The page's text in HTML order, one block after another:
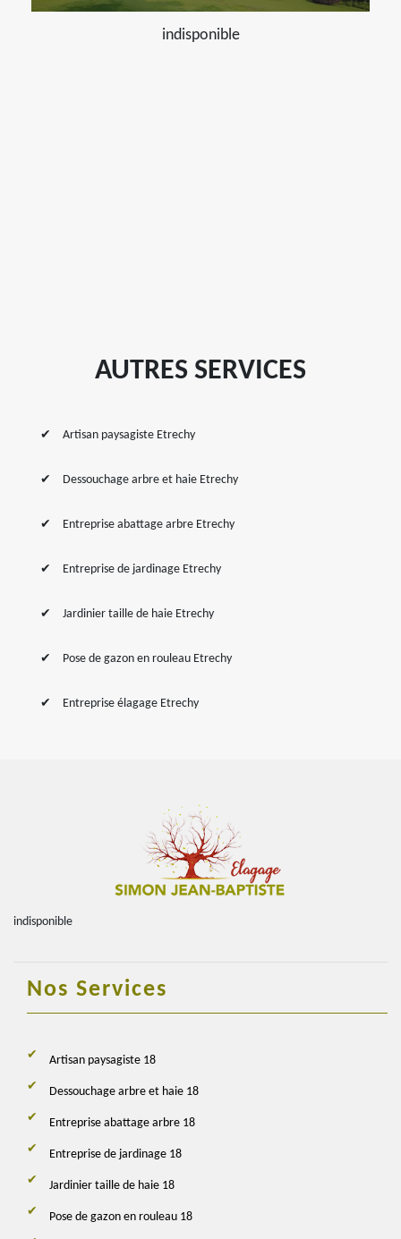
indisponible
AUTRES SERVICES
Artisan paysagiste Etrechy
Dessouchage arbre et haie Etrechy
Entreprise abattage arbre Etrechy
Entreprise de jardinage Etrechy
Jardinier taille de haie Etrechy
Pose de gazon en rouleau Etrechy
Entreprise élagage Etrechy
indisponible
Nos Services
Artisan paysagiste 18
Dessouchage arbre et haie 18
Entreprise abattage arbre 18
Entreprise de jardinage 18
Jardinier taille de haie 18
Pose de gazon en rouleau 18